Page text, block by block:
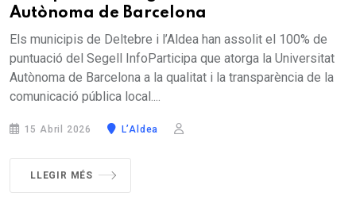
Autònoma de Barcelona
Els municipis de Deltebre i l’Aldea han assolit el 100% de
puntuació del Segell InfoParticipa que atorga la Universitat
Autònoma de Barcelona a la qualitat i la transparència de la
comunicació pública local....
15 Abril 2026 L’Aldea
LLEGIR MÉS